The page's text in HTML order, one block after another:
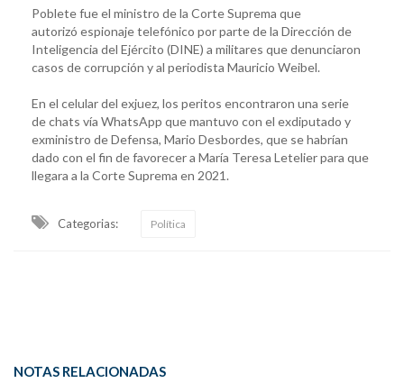
Poblete fue el ministro de la Corte Suprema que
autorizó espionaje telefónico por parte de la Dirección de
Inteligencia del Ejército (DINE) a militares que denunciaron
casos de corrupción y al periodista Mauricio Weibel.
En el celular del exjuez, los peritos encontraron una serie
de chats vía WhatsApp que mantuvo con el exdiputado y
exministro de Defensa, Mario Desbordes, que se habrían
dado con el fin de favorecer a María Teresa Letelier para que
llegara a la Corte Suprema en 2021.
Categorias: Política
NOTAS RELACIONADAS